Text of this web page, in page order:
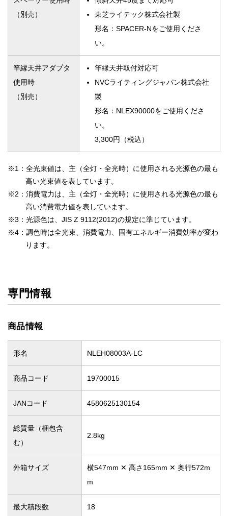
（別売）
東芝ライテック株式会社製
形名：SPACER-Nをご使用くださ
い。
竿縁天井アダプタ
使用時
（別売）
竿縁天井取付対応可
NVCライティングジャパン株式会社
製
形名：NLEX90000をご使用くださ
い。
3,300円（税込）
※1：全光束値は、主（全灯・全光時）に使用される光源色の最も
高い光束値を表しています。
※2：消費電力は、主（全灯・全光時）に使用される光源色の最も
高い消費電力値を表しています。
※3：光源色は、JIS Z 9112(2012)の規定に準じています。
※4：調色時は全光束、消費電力、固有エネルギー消費効率が変わ
ります。
専門情報
商品情報
形名 NLEH08003A-LC
商品コード 19700015
JANコード 4580625130154
総質量（梱包含
む）
2.8kg
外箱サイズ
横547mm ✕ 高さ165mm ✕ 奥行572m
m
最大積段数 18